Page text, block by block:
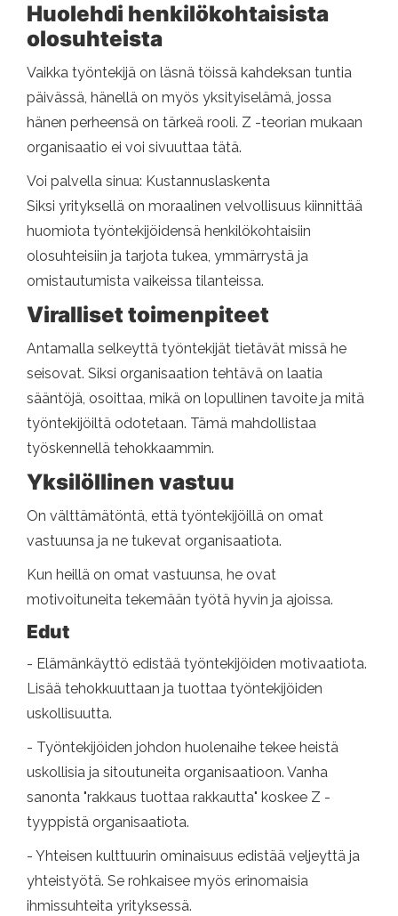
Huolehdi henkilökohtaisista
olosuhteista
Vaikka työntekijä on läsnä töissä kahdeksan tuntia
päivässä, hänellä on myös yksityiselämä, jossa
hänen perheensä on tärkeä rooli. Z -teorian mukaan
organisaatio ei voi sivuuttaa tätä.
Voi palvella sinua: Kustannuslaskenta
Siksi yrityksellä on moraalinen velvollisuus kiinnittää
huomiota työntekijöidensä henkilökohtaisiin
olosuhteisiin ja tarjota tukea, ymmärrystä ja
omistautumista vaikeissa tilanteissa.
Viralliset toimenpiteet
Antamalla selkeyttä työntekijät tietävät missä he
seisovat. Siksi organisaation tehtävä on laatia
sääntöjä, osoittaa, mikä on lopullinen tavoite ja mitä
työntekijöiltä odotetaan. Tämä mahdollistaa
työskennellä tehokkaammin.
Yksilöllinen vastuu
On välttämätöntä, että työntekijöillä on omat
vastuunsa ja ne tukevat organisaatiota.
Kun heillä on omat vastuunsa, he ovat
motivoituneita tekemään työtä hyvin ja ajoissa.
Edut
- Elämänkäyttö edistää työntekijöiden motivaatiota.
Lisää tehokkuuttaan ja tuottaa työntekijöiden
uskollisuutta.
- Työntekijöiden johdon huolenaihe tekee heistä
uskollisia ja sitoutuneita organisaatioon. Vanha
sanonta "rakkaus tuottaa rakkautta" koskee Z -
tyyppistä organisaatiota.
- Yhteisen kulttuurin ominaisuus edistää veljeyttä ja
yhteistyötä. Se rohkaisee myös erinomaisia ​​
ihmissuhteita yrityksessä.